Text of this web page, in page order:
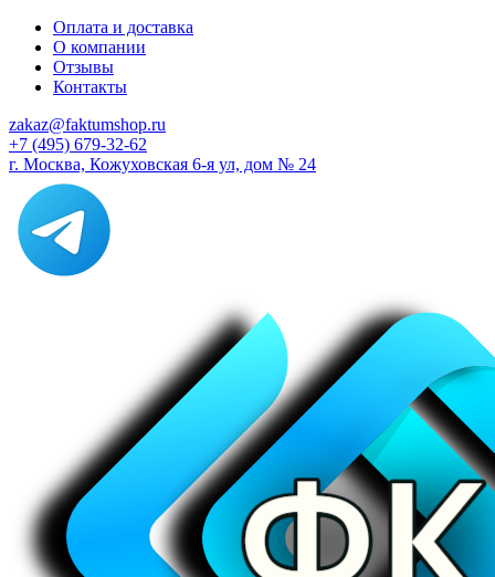
Оплата и доставка
О компании
Отзывы
Контакты
zakaz@faktumshop.ru
+7 (495) 679-32-62
г. Москва, Кожуховская 6-я ул, дом № 24